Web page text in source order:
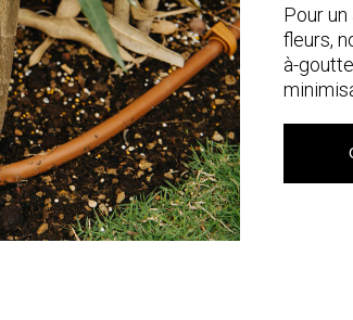
Pour
fleurs,
à-